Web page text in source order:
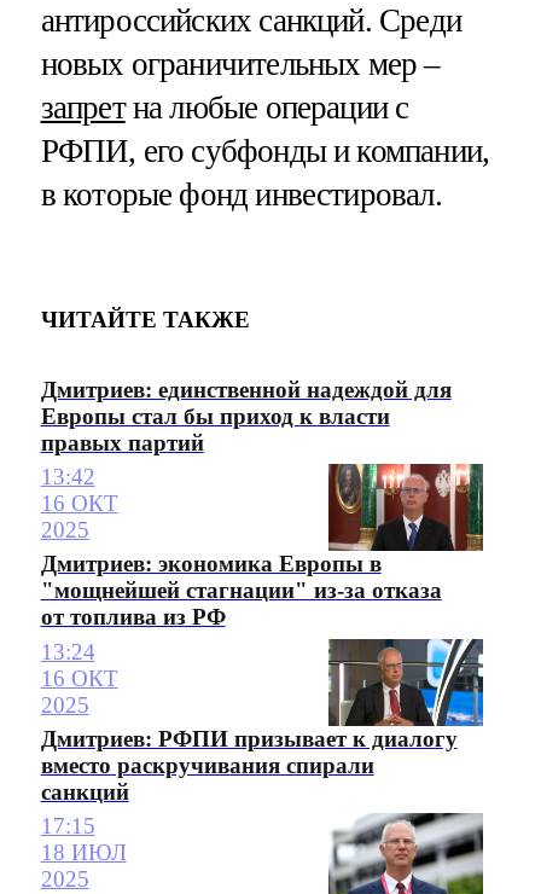
антироссийских санкций. Среди
новых ограничительных мер –
запретна любые операции с
РФПИ, его субфонды и компании,
в которые фонд инвестировал.
ЧИТАЙТЕ ТАКЖЕ
Дмитриев: единственной надеждой для
Европы стал бы приход к власти
правых партий
13:42
16 ОКТ
2025
Дмитриев: экономика Европы в
"мощнейшей стагнации" из-за отказа
от топлива из РФ
13:24
16 ОКТ
2025
Дмитриев: РФПИ призывает к диалогу
вместо раскручивания спирали
санкций
17:15
18 ИЮЛ
2025